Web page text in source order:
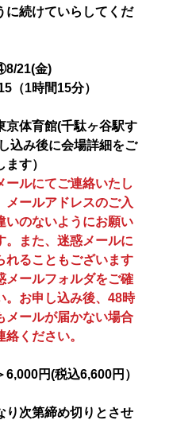
に続けていらしてくだ
21(金)
（1時間15分）
京体育館(千駄ヶ谷駅す
込み後に会場詳細をご
す）
ルにてご連絡いたし
メールアドレスのご入
いのないようにお願い
。また、迷惑メールに
れることもございます
メールフォルダをご確
。お申し込み後、48時
メールが届かない場合
絡ください。
6,000円(税込6,600円）
り次第締め切りとさせ